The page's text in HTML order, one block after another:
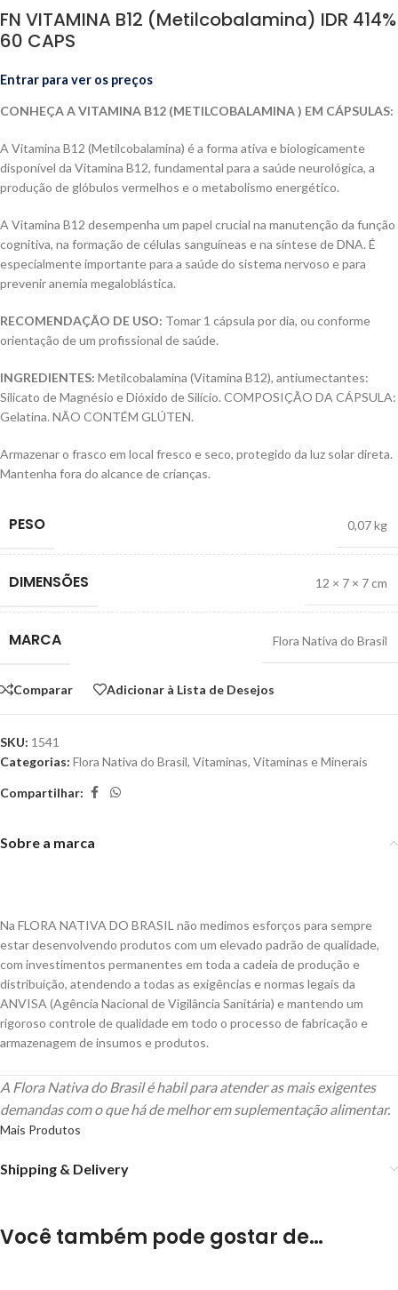
FN VITAMINA B12 (Metilcobalamina) IDR 414%
60 CAPS
Entrar para ver os preços
CONHEÇA A VITAMINA B12 (METILCOBALAMINA ) EM CÁPSULAS:
A Vitamina B12 (Metilcobalamina) é a forma ativa e biologicamente
disponível da Vitamina B12, fundamental para a saúde neurológica, a
produção de glóbulos vermelhos e o metabolismo energético.
A Vitamina B12 desempenha um papel crucial na manutenção da função
cognitiva, na formação de células sanguíneas e na síntese de DNA. É
especialmente importante para a saúde do sistema nervoso e para
prevenir anemia megaloblástica.
RECOMENDAÇÃO DE USO: Tomar 1 cápsula por dia, ou conforme
orientação de um profissional de saúde.
INGREDIENTES: Metilcobalamina (Vitamina B12), antiumectantes:
Silicato de Magnésio e Dióxido de Silício. COMPOSIÇÃO DA CÁPSULA:
Gelatina. NÃO CONTÉM GLÚTEN.
Armazenar o frasco em local fresco e seco, protegido da luz solar direta.
Mantenha fora do alcance de crianças.
PESO 0,07 kg
DIMENSÕES 12 × 7 × 7 cm
MARCA Flora Nativa do Brasil
Comparar Adicionar à Lista de Desejos
SKU: 1541
Categorias: Flora Nativa do Brasil, Vitaminas, Vitaminas e Minerais
Compartilhar:
Sobre a marca
Na FLORA NATIVA DO BRASIL não medimos esforços para sempre
estar desenvolvendo produtos com um elevado padrão de qualidade,
com investimentos permanentes em toda a cadeia de produção e
distribuição, atendendo a todas as exigências e normas legais da
ANVISA (Agência Nacional de Vigilância Sanitária) e mantendo um
rigoroso controle de qualidade em todo o processo de fabricação e
armazenagem de insumos e produtos.
A Flora Nativa do Brasil é habil para atender as mais exigentes
demandas com o que há de melhor em suplementação alimentar.
Mais Produtos
Shipping & Delivery
Você também pode gostar de…